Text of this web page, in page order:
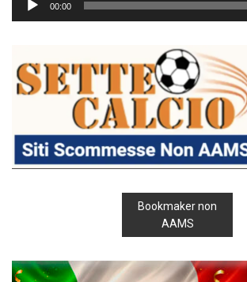
00:00
Bookmaker non
AAMS